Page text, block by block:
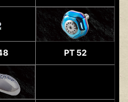
PT 52